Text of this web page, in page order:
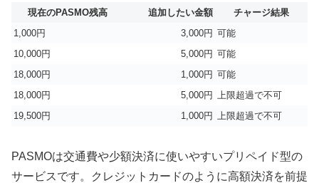
現在のPASMO残高 追加したい金額
チャージ結果
1,000円
3,000円 可能
10,000円
5,000円 可能
18,000円
1,000円 可能
18,000円
5,000円 上限超過で不可
19,500円
1,000円 上限超過で不可
PASMOは交通費や少額決済に使いやすいプリペイド型の
サービスです。クレジットカードのように高額決済を前提